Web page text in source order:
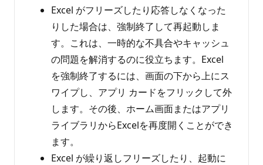
Excel がフリーズしたり応答しなくなった
りした場合は、強制終了して再起動しま
す。これは、一時的な不具合やキャッシュ
の問題を解消するのに役立ちます。Excel
を強制終了するには、画面の下から上にス
ワイプし、アプリ カードをフリックして外
します。その後、ホーム画面またはアプリ
ライブラリからExcelを再度開くことができ
ます。
Excel が繰り返しフリーズしたり、起動に